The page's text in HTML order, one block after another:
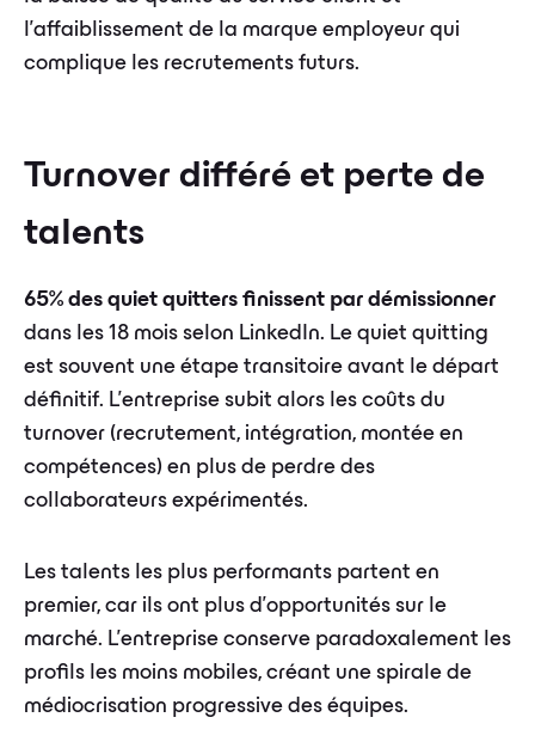
l'affaiblissement de la marque employeur qui
complique les recrutements futurs.
Turnover différé et perte de
talents
65% des quiet quitters finissent par démissionner
dans les 18 mois selon LinkedIn. Le quiet quitting
est souvent une étape transitoire avant le départ
définitif. L'entreprise subit alors les coûts du
turnover (recrutement, intégration, montée en
compétences) en plus de perdre des
collaborateurs expérimentés.
Les talents les plus performants partent en
premier, car ils ont plus d'opportunités sur le
marché. L'entreprise conserve paradoxalement les
profils les moins mobiles, créant une spirale de
médiocrisation progressive des équipes.